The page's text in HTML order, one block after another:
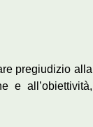
pregiudizio alla
e all’obiettività,